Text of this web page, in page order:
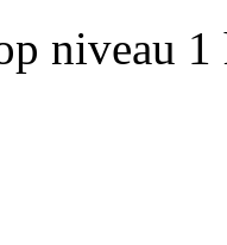
niveau